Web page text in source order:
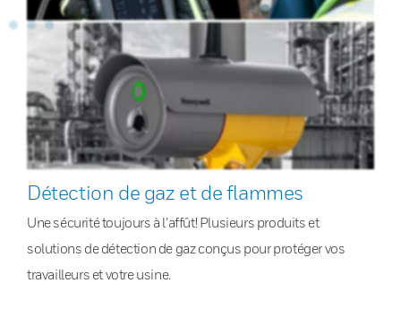
Détection de gaz et de flammes
Une sécurité toujours à l’affût! Plusieurs produits et
solutions de détection de gaz conçus pour protéger vos
travailleurs et votre usine.